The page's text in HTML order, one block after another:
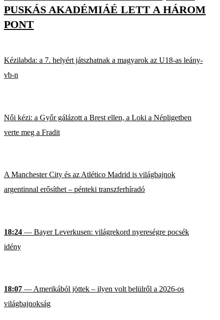
PUSKÁS AKADÉMIÁÉ LETT A HÁROM
PONT
Kézilabda: a 7. helyért játszhatnak a magyarok az U18-as leány-
vb-n
Női kézi: a Győr gálázott a Brest ellen, a Loki a Népligetben
verte meg a Fradit
A Manchester City és az Atlético Madrid is világbajnok
argentinnal erősíthet – pénteki transzferhíradó
18:24 — Bayer Leverkusen: világrekord nyereségre pocsék
idény
18:07 — Amerikából jöttek – ilyen volt belülről a 2026-os
világbajnokság